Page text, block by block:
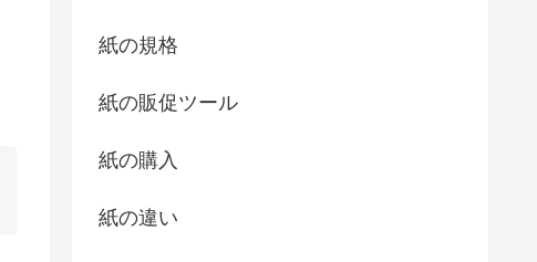
紙の規格
紙の販促ツール
紙の購入
紙の違い